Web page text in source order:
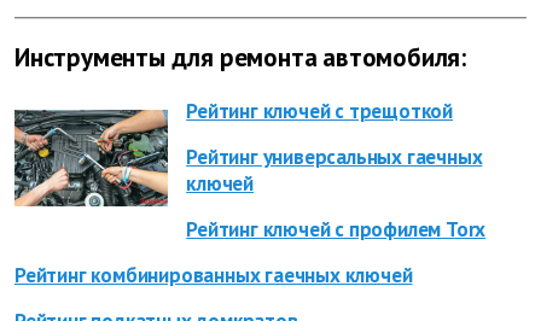
Инструменты для ремонта автомобиля:
Рейтинг ключей с трещоткой
Рейтинг универсальных гаечных
ключей
Рейтинг ключей с профилем Torx
Рейтинг комбинированных гаечных ключей